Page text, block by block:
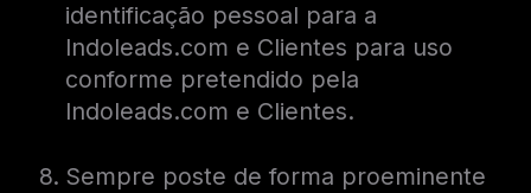
identificação pessoal para a
Indoleads.com e Clientes para uso
conforme pretendido pela
Indoleads.com e Clientes.
Sempre poste de forma proeminente